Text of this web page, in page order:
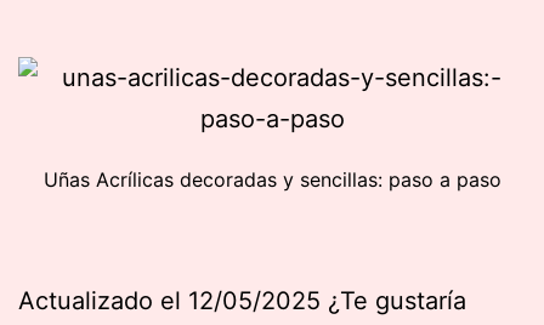
Uñas Acrílicas decoradas y sencillas: paso a paso
Actualizado el 12/05/2025 ¿Te gustaría